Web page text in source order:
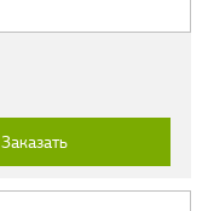
Заказать